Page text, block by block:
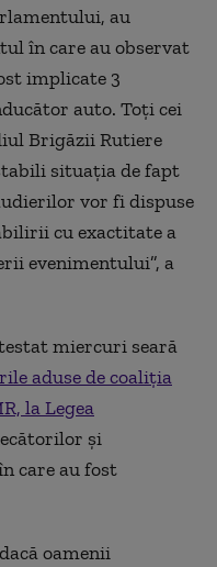
au
în care au observat
implicate 3
auto. Toţi cei
Brigăzii Rutiere
situaţia de fapt
vor fi dispuse
cu exactitate a
evenimentului”, a
miercuri seară
aduse de coaliția
la Legea
şi
care au fost
oamenii